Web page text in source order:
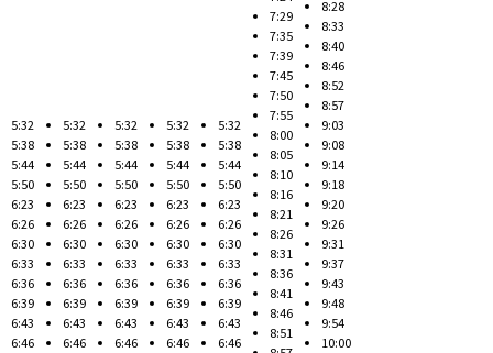
5:32
5:38
5:44
5:50
6:23
6:26
6:30
6:33
6:36
6:39
6:43
6:46
5:32
5:38
5:44
5:50
6:23
6:26
6:30
6:33
6:36
6:39
6:43
6:46
5:32
5:38
5:44
5:50
6:23
6:26
6:30
6:33
6:36
6:39
6:43
6:46
5:32
5:38
5:44
5:50
6:23
6:26
6:30
6:33
6:36
6:39
6:43
6:46
5:32
5:38
5:44
5:50
6:23
6:26
6:30
6:33
6:36
6:39
6:43
6:46
7:29
7:35
7:39
7:45
7:50
7:55
8:00
8:05
8:10
8:16
8:21
8:26
8:31
8:36
8:41
8:46
8:51
8:28
8:33
8:40
8:46
8:52
8:57
9:03
9:08
9:14
9:18
9:20
9:26
9:31
9:37
9:43
9:48
9:54
10:00